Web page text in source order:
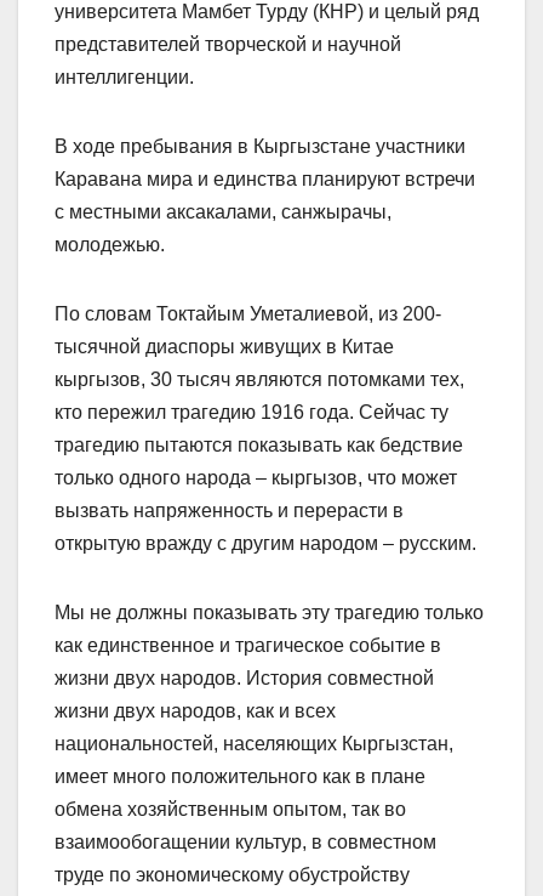
университета Мамбет Турду (КНР) и целый ряд
представителей творческой и научной
интеллигенции.
В ходе пребывания в Кыргызстане участники
Каравана мира и единства планируют встречи
с местными аксакалами, санжырачы,
молодежью.
По словам Токтайым Уметалиевой, из 200-
тысячной диаспоры живущих в Китае
кыргызов, 30 тысяч являются потомками тех,
кто пережил трагедию 1916 года. Сейчас ту
трагедию пытаются показывать как бедствие
только одного народа – кыргызов, что может
вызвать напряженность и перерасти в
открытую вражду с другим народом – русским.
Мы не должны показывать эту трагедию только
как единственное и трагическое событие в
жизни двух народов. История совместной
жизни двух народов, как и всех
национальностей, населяющих Кыргызстан,
имеет много положительного как в плане
обмена хозяйственным опытом, так во
взаимообогащении культур, в совместном
труде по экономическому обустройству